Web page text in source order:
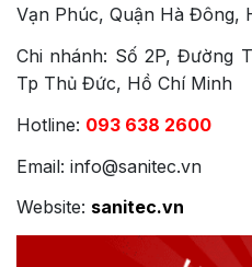
Vạn Phúc, Quận Hà Đông,
Chi nhánh: Số 2P, Đường
Tp Thủ Đức, Hồ Chí Minh
Hotline: 093 638 2600
Email: info@sanitec.vn
Website: sanitec.vn